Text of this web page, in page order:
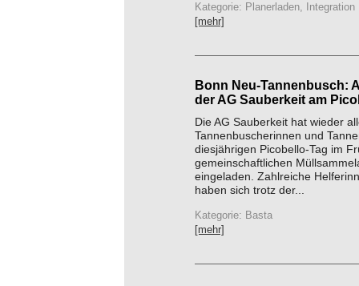
Kategorie: Planerladen, Integration
[mehr]
Bonn Neu-Tannenbusch:
der AG Sauberkeit am
Die AG Sauberkeit hat wieder
Tannenbuscherinnen und
diesjährigen Picobello-Tag im
gemeinschaftlichen
eingeladen. Zahlreiche
haben sich trotz der...
Kategorie: Basta
[mehr]